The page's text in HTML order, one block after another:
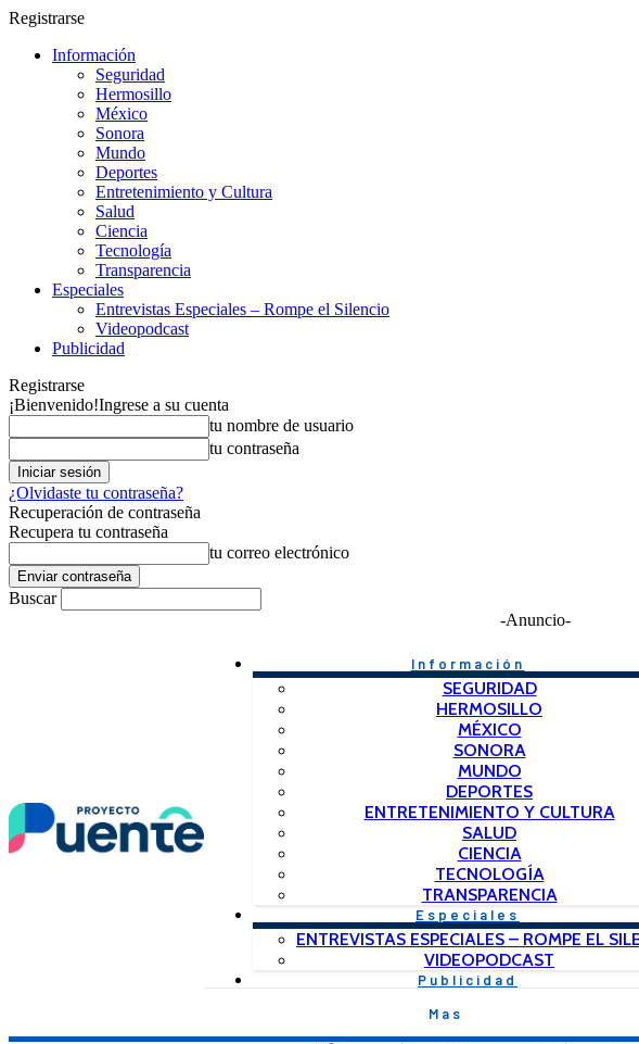
Registrarse
Información
Seguridad
Hermosillo
México
Sonora
Mundo
Deportes
Entretenimiento y Cultura
Salud
Ciencia
Tecnología
Transparencia
Especiales
Entrevistas Especiales – Rompe el Silencio
Videopodcast
Publicidad
Registrarse
¡Bienvenido!Ingrese a su cuenta
tu nombre de usuario
tu contraseña
¿Olvidaste tu contraseña?
Recuperación de contraseña
Recupera tu contraseña
tu correo electrónico
Buscar
-Anuncio-
Información
SEGURIDAD
HERMOSILLO
MÉXICO
SONORA
MUNDO
DEPORTES
ENTRETENIMIENTO Y CULTURA
SALUD
CIENCIA
TECNOLOGÍA
TRANSPARENCIA
Especiales
ENTREVISTAS ESPECIALES – ROMPE EL
VIDEOPODCAST
Publicidad
Mas